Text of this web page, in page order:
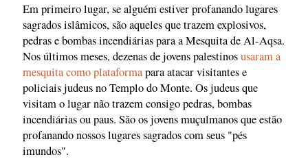
Em primeiro lugar, se alguém estiver profanando lugares
sagrados islâmicos, são aqueles que trazem explosivos,
pedras e bombas incendiárias para a Mesquita de Al-Aqsa.
Nos últimos meses, dezenas de jovens palestinosusaram a
mesquita como plataformapara atacar visitantes e
policiais judeus no Templo do Monte. Os judeus que
visitam o lugar não trazem consigo pedras, bombas
incendiárias ou paus. São os jovens muçulmanos que estão
profanando nossos lugares sagrados com seus "pés
imundos".